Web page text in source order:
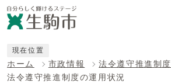
現在位置
ホーム 市政情報
法令遵守推進制度
法令遵守推進制度の運用状況